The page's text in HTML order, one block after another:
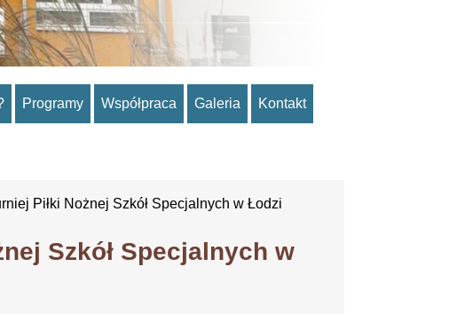
Programy Współpraca Galeria Kontakt
Piłki Nożnej Szkół Specjalnych w Łodzi
Szkół Specjalnych w